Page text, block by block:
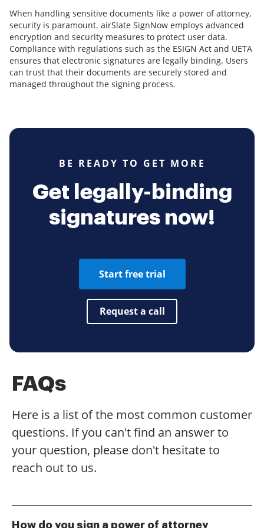
When handling sensitive documents like a power of attorney,
security is paramount. airSlate SignNow employs advanced
encryption and security measures to protect user data.
Compliance with regulations such as the ESIGN Act and UETA
ensures that electronic signatures are legally binding. Users
can trust that their documents are securely stored and
managed throughout the signing process.
BE READY TO GET MORE
Get legally-binding
signatures now!
Start free trial
Request a call
FAQs
Here is a list of the most common customer
questions. If you can't find an answer to
your question, please don't hesitate to
reach out to us.
How do you sign a power of attorney